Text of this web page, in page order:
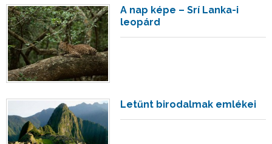
A nap képe – Srí Lanka-i
leopárd
Letűnt birodalmak emlékei